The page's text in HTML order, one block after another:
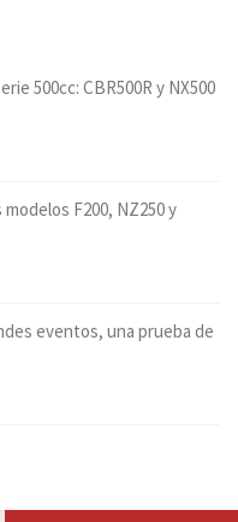
500cc: CBR500R y NX500
F200, NZ250 y
eventos, una prueba de